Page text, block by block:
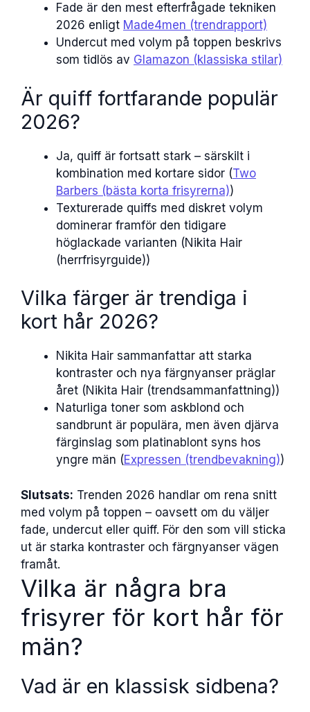
Fade är den mest efterfrågade tekniken
2026 enligt Made4men (trendrapport)
Undercut med volym på toppen beskrivs
som tidlös av Glamazon (klassiska stilar)
Är quiff fortfarande populär
2026?
Ja, quiff är fortsatt stark – särskilt i
kombination med kortare sidor (Two
Barbers (bästa korta frisyrerna))
Texturerade quiffs med diskret volym
dominerar framför den tidigare
höglackade varianten (Nikita Hair
(herrfrisyrguide))
Vilka färger är trendiga i
kort hår 2026?
Nikita Hair sammanfattar att starka
kontraster och nya färgnyanser präglar
året (Nikita Hair (trendsammanfattning))
Naturliga toner som askblond och
sandbrunt är populära, men även djärva
färginslag som platinablont syns hos
yngre män (Expressen (trendbevakning))
Slutsats: Trenden 2026 handlar om rena snitt
med volym på toppen – oavsett om du väljer
fade, undercut eller quiff. För den som vill sticka
ut är starka kontraster och färgnyanser vägen
framåt.
Vilka är några bra
frisyrer för kort hår för
män?
Vad är en klassisk sidbena?